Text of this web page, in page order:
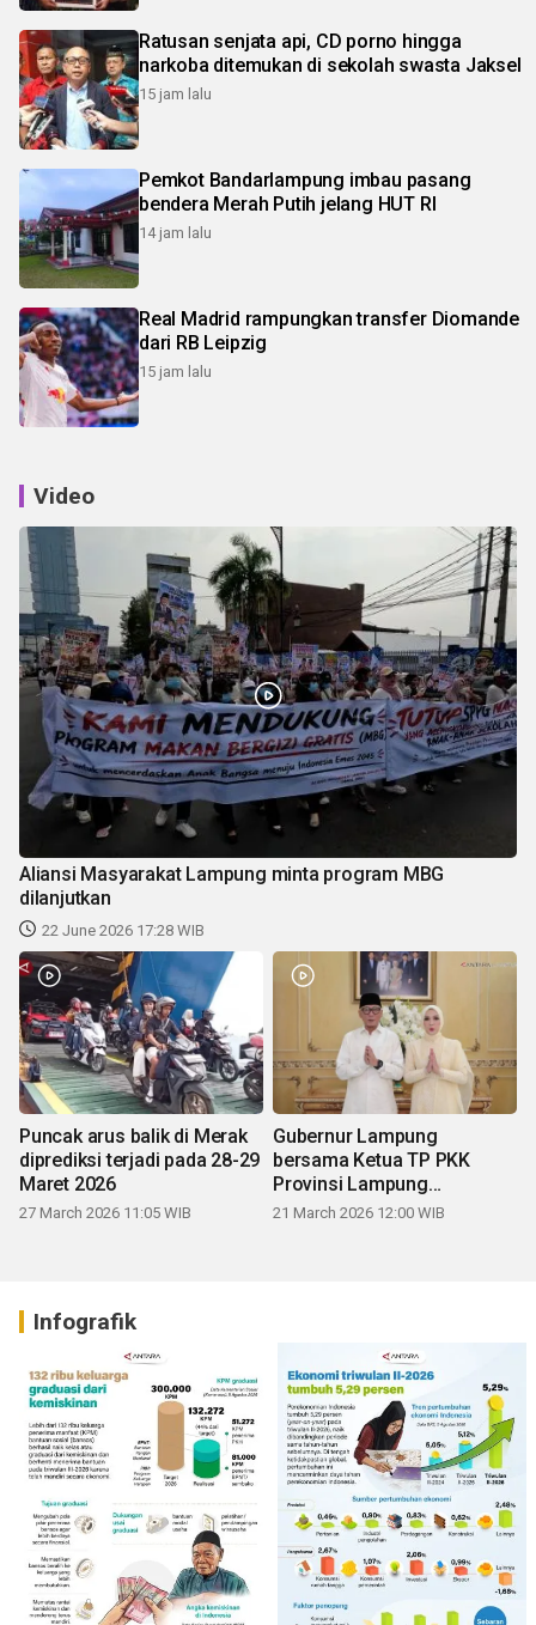
Ratusan senjata api, CD porno hingga
narkoba ditemukan di sekolah swasta Jaksel
15 jam lalu
Pemkot Bandarlampung imbau pasang
bendera Merah Putih jelang HUT RI
14 jam lalu
Real Madrid rampungkan transfer Diomande
dari RB Leipzig
15 jam lalu
Video
Aliansi Masyarakat Lampung minta program MBG
dilanjutkan
22 June 2026 17:28 WIB
Puncak arus balik di Merak
diprediksi terjadi pada 28-29
Maret 2026
27 March 2026 11:05 WIB
Gubernur Lampung
bersama Ketua TP PKK
Provinsi Lampung
mengucapkan Selamat Hari
21 March 2026 12:00 WIB
Infografik